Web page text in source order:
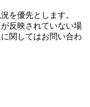
を優先とします。
反映されていない場
関してはお問い合わ